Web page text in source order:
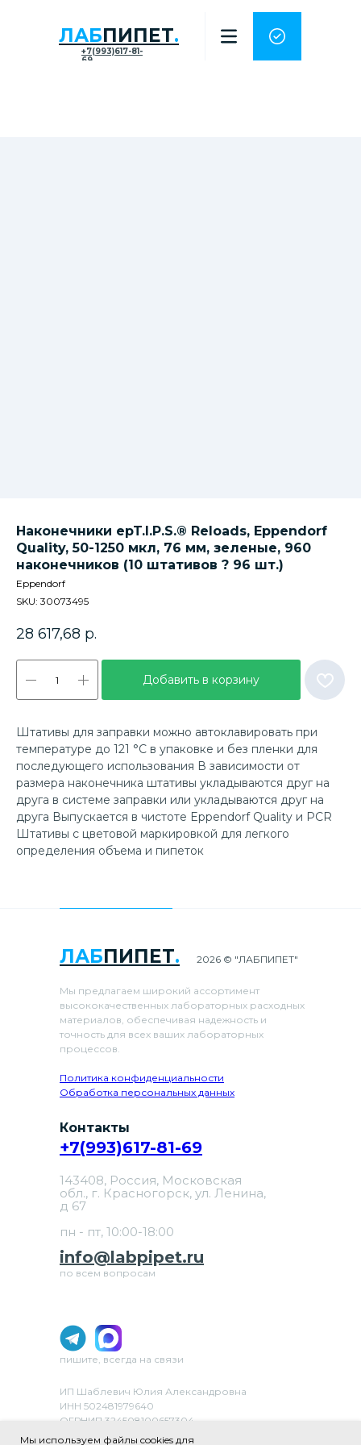
ЛАБПИПЕТ.
+7(993)617-81-
69
Наконечники epT.I.P.S.® Reloads, Eppendorf
Quality, 50-1250 мкл, 76 мм, зеленые, 960
наконечников (10 штативов ? 96 шт.)
Eppendorf
SKU: 30073495
28 617,68 р.
Добавить в корзину
Штативы для заправки можно автоклавировать при
температуре до 121 °C в упаковке и без пленки для
последующего использования В зависимости от
размера наконечника штативы укладываются друг на
друга в системе заправки или укладываются друг на
друга Выпускается в чистоте Eppendorf Quality и PCR
Штативы с цветовой маркировкой для легкого
определения объема и пипеток
ЛАБПИПЕТ.
Мы предлагаем широкий ассортимент
высококачественных лабораторных расходных
материалов, обеспечивая надежность и
точность для всех ваших лабораторных
процессов.
Политика конфиденциальности
Обработка персональных данных
ИП Шаблевич Юлия Александровна
ИНН 502481979640
ОГРНИП 324508100657304
ОКВЭД 46.69 «Торговля оптовая прочими
2026 © "ЛАБПИПЕТ"
Контакты
info@labpipet.ru
+7(993)617-81-69
по всем вопросам
143408, Россия, Московская
обл., г. Красногорск, ул. Ленина,
д 67
пн - пт, 10:00-18:00
пишите, всегда на связи
Мы используем файлы cookies для